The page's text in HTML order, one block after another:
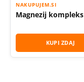
NAKUPUJEM.SI
Magnezij kompleks
KUPI ZDAJ